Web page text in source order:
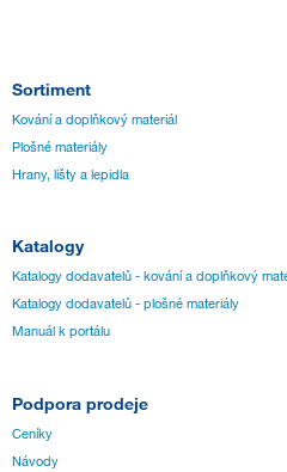
Sortiment
Kování a doplňkový materiál
Plošné materiály
Hrany, lišty a lepidla
Katalogy
Katalogy dodavatelů - kování a doplňkový
Katalogy dodavatelů - plošné materiály
Manuál k portálu
Podpora prodeje
Ceníky
Návody